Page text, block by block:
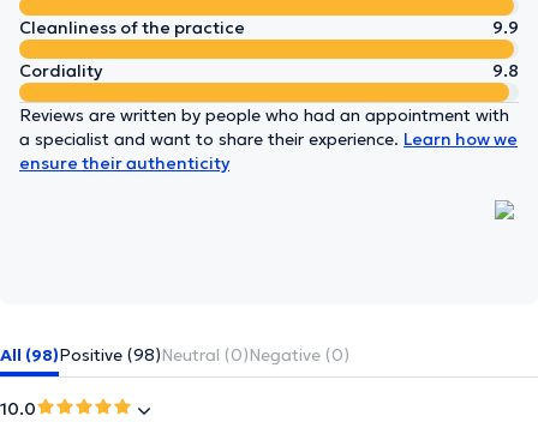
Cleanliness of the practice
9.9
Cordiality
9.8
Reviews are written by people who had an appointment with
a specialist and want to share their experience. Learn how we
ensure their authenticity
All (98)Positive (98)Neutral (0)Negative (0)
10.0